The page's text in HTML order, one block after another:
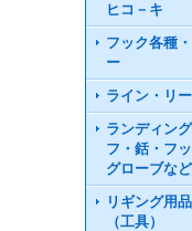
ヒコ－キ
フック各種
ー
ライン・リ
ランディン
フ・銛・フ
グローブなど
リギング用
（工具）